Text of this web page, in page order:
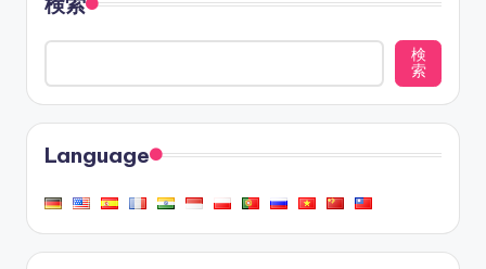
検
索
Language